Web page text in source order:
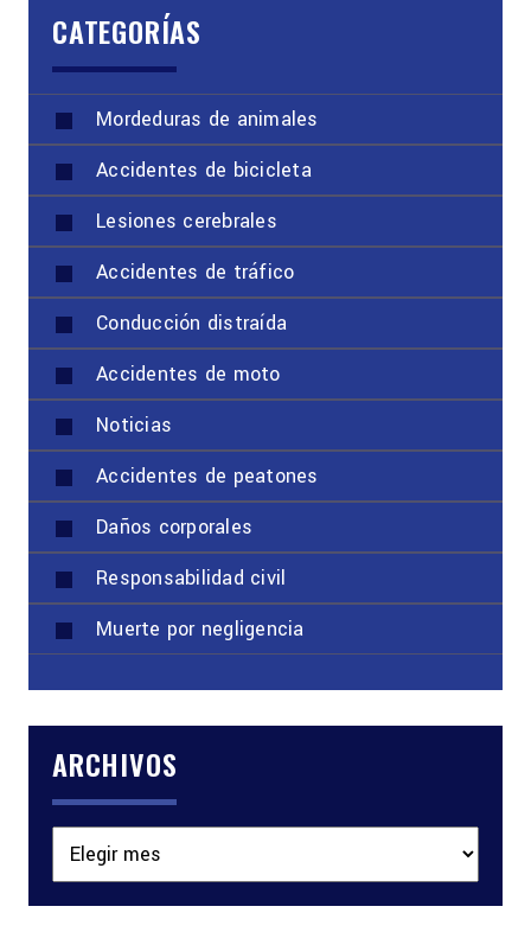
CATEGORÍAS
Mordeduras de animales
Accidentes de bicicleta
Lesiones cerebrales
Accidentes de tráfico
Conducción distraída
Accidentes de moto
Noticias
Accidentes de peatones
Daños corporales
Responsabilidad civil
Muerte por negligencia
ARCHIVOS